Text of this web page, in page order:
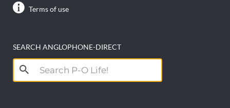
Terms of use
SEARCH ANGLOPHONE-DIRECT
Search
for: